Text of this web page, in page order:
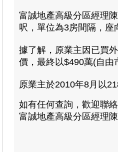
富誠地產高級分區經理
呎，單位為3房間隔，
據了解，原業主因已買
價，最終以$490萬(自由
原業主於2010年8月以
如有任何查詢，歡迎聯絡
富誠地產高級分區經理